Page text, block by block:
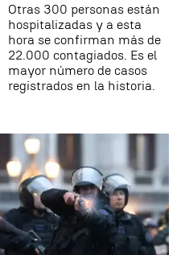
Otras 300 personas están
hospitalizadas y a esta
hora se confirman más de
22.000 contagiados. Es el
mayor número de casos
registrados en la historia.